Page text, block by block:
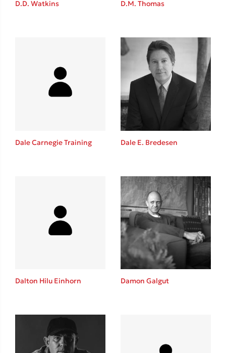
Καθρέφτης
Sebastian Fitzek
Στέφανος Ξενάκης
Το λεξικό της ζωής σου
Κώστας Κρομμύδας
D.D. Watkins D.M. Thomas
Dale Carnegie Training Dale E. Bredesen
Dalton Hilu Einhorn Damon Galgut